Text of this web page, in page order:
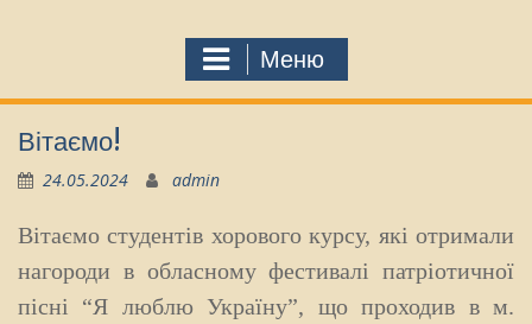
Меню
Вітаємо!
24.05.2024 admin
Вітаємо студентів хорового курсу, які отримали
нагороди в обласному фестивалі патріотичної
пісні “Я люблю Україну”, що проходив в м.